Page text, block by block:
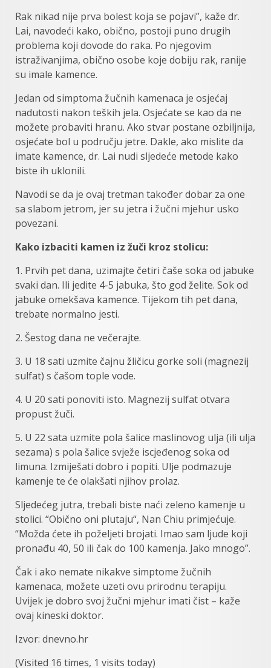
Rak nikad nije prva bolest koja se pojavi”, kaže dr.
Lai, navodeći kako, obično, postoji puno drugih
problema koji dovode do raka. Po njegovim
istraživanjima, obično osobe koje dobiju rak, ranije
su imale kamence.
Jedan od simptoma žučnih kamenaca je osjećaj
nadutosti nakon teških jela. Osjećate se kao da ne
možete probaviti hranu. Ako stvar postane ozbiljnija,
osjećate bol u području jetre. Dakle, ako mislite da
imate kamence, dr. Lai nudi sljedeće metode kako
biste ih uklonili.
Navodi se da je ovaj tretman također dobar za one
sa slabom jetrom, jer su jetra i žučni mjehur usko
povezani.
Kako izbaciti kamen iz žuči kroz stolicu:
1. Prvih pet dana, uzimajte četiri čaše soka od jabuke
svaki dan. Ili jedite 4-5 jabuka, što god želite. Sok od
jabuke omekšava kamence. Tijekom tih pet dana,
trebate normalno jesti.
2. Šestog dana ne večerajte.
3. U 18 sati uzmite čajnu žličicu gorke soli (magnezij
sulfat) s čašom tople vode.
4. U 20 sati ponoviti isto. Magnezij sulfat otvara
propust žuči.
5. U 22 sata uzmite pola šalice maslinovog ulja (ili ulja
sezama) s pola šalice svježe iscjeđenog soka od
limuna. Izmiješati dobro i popiti. Ulje podmazuje
kamenje te će olakšati njihov prolaz.
Sljedećeg jutra, trebali biste naći zeleno kamenje u
stolici. “Obično oni plutaju“, Nan Chiu primjećuje.
“Možda ćete ih poželjeti brojati. Imao sam ljude koji
pronađu 40, 50 ili čak do 100 kamenja. Jako mnogo”.
Čak i ako nemate nikakve simptome žučnih
kamenaca, možete uzeti ovu prirodnu terapiju.
Uvijek je dobro svoj žučni mjehur imati čist – kaže
ovaj kineski doktor.
Izvor: dnevno.hr
(Visited 16 times, 1 visits today)